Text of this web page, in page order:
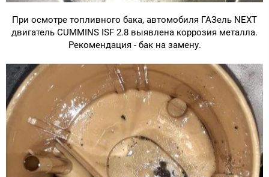
При осмотре топливного бака, автомобиля ГАЗель NEXT
двигатель CUMMINS ISF 2.8 выявлена коррозия металла.
Рекомендация - бак на замену.